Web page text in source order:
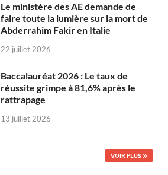
Le ministère des AE demande de
faire toute la lumière sur la mort de
Abderrahim Fakir en Italie
22 juillet 2026
Baccalauréat 2026 : Le taux de
réussite grimpe à 81,6% après le
rattrapage
13 juillet 2026
VOIR PLUS